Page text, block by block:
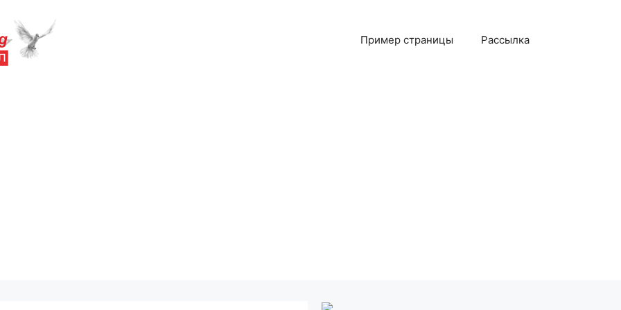
Пример страницы Рассылка